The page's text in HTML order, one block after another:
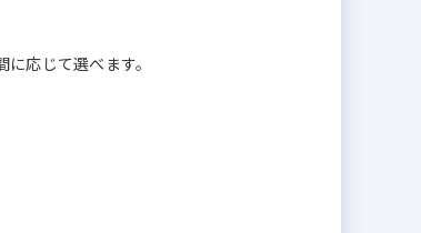
応じて選べます。